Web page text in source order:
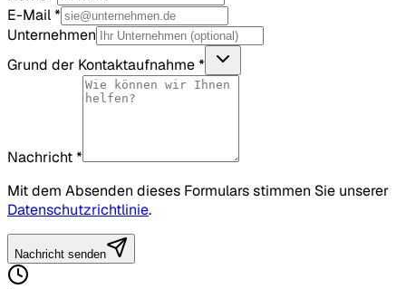
E-Mail*
Unternehmen
Grund der Kontaktaufnahme*
Nachricht*
Mit dem Absenden dieses Formulars stimmen Sie unserer
Datenschutzrichtlinie.
Nachricht senden